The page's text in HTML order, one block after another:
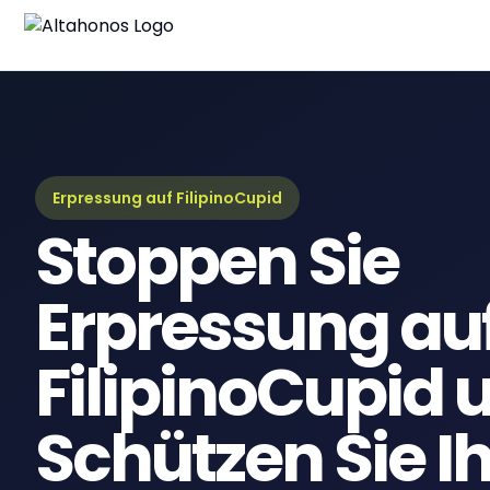
Erpressung auf FilipinoCupid
Stoppen Sie
Erpressung
FilipinoCupid
Schützen Sie